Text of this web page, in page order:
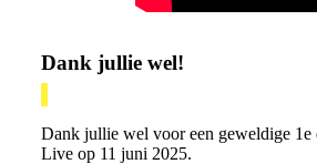
Dank jullie wel!
Dank jullie wel voor een geweldige
Live op 11 juni 2025.